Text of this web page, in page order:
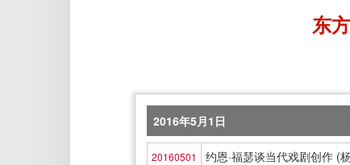
东
2016年5月1日
20160501 约恩·福瑟谈当代戏剧创作 (